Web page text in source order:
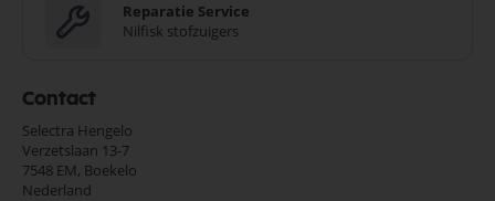
Reparatie Service
Nilfisk stofzuigers
Contact
Selectra Hengelo
Verzetslaan 13-7
7548 EM, Boekelo
Nederland